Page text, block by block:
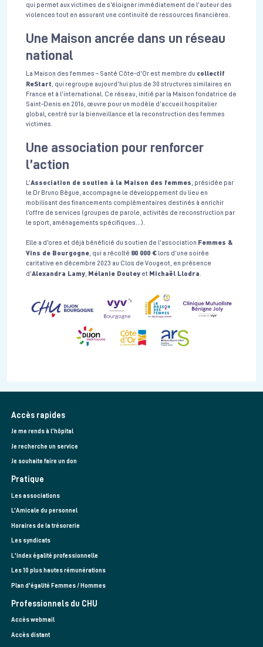
qui permet aux victimes de s’éloigner immédiatement de l’auteur des
violences tout en assurant une continuité de ressources financières.
Une Maison ancrée dans un réseau
national
La Maison des femmes – Santé Côte-d’Or est membre du collectif
ReStart , qui regroupe aujourd’hui plus de 30 structures similaires en
France et à l’international. Ce réseau, initié par la Maison fondatrice de
Saint-Denis en 2016, œuvre pour un modèle d’accueil hospitalier
global, centré sur la bienveillance et la reconstruction des femmes
victimes.
Une association pour renforcer
l’action
L’Association de soutien à la Maison des femmes , présidée par
le Dr Bruno Bègue, accompagne le développement du lieu en
mobilisant des financements complémentaires destinés à enrichir
l’offre de services (groupes de parole, activités de reconstruction par
le sport, aménagements spécifiques…).
Elle a d’ores et déjà bénéficié du soutien de l’association Femmes &
Vins de Bourgogne , qui a récolté 80 000 € lors d’une soirée
caritative en décembre 2023 au Clos de Vougeot, en présence
d’Alexandra Lamy Mélanie Doutey et Michaël Llodra
Accès rapides
Je me rends à l'hôpital
Je recherche un service
Je souhaite faire un don
Pratique
Les associations
L’Amicale du personnel
Horaires de la trésorerie
Les syndicats
L'index égalité professionnelle
Les 10 plus hautes rémunérations
Plan d'égalité Femmes / Hommes
Professionnels du CHU
Accès webmail
Accès distant